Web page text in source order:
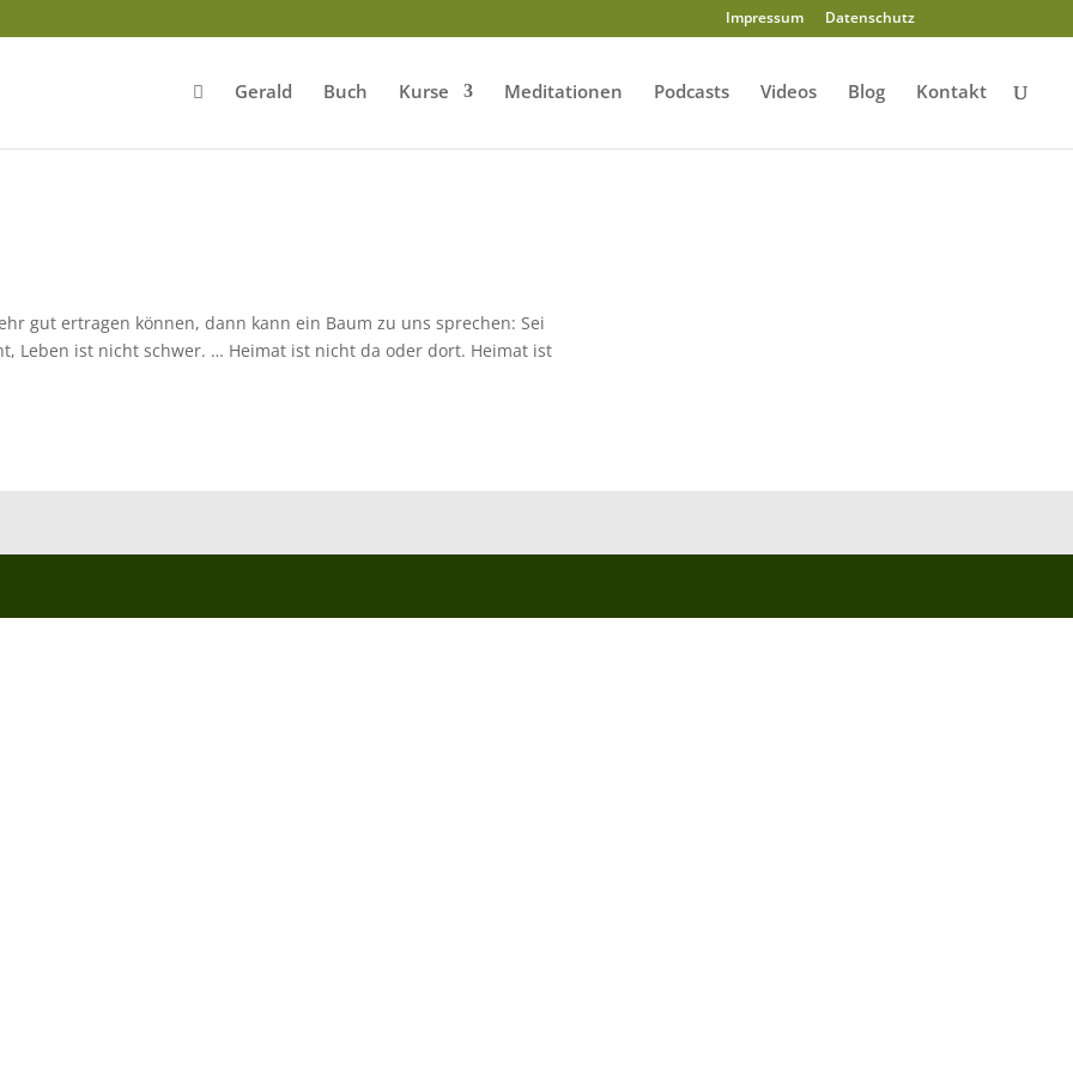
Impressum Datenschutz
Gerald Buch Kurse Meditationen Podcasts Videos Blog Kontakt
gut ertragen können, dann kann ein Baum zu uns sprechen: Sei
Leben ist nicht schwer. … Heimat ist nicht da oder dort. Heimat ist